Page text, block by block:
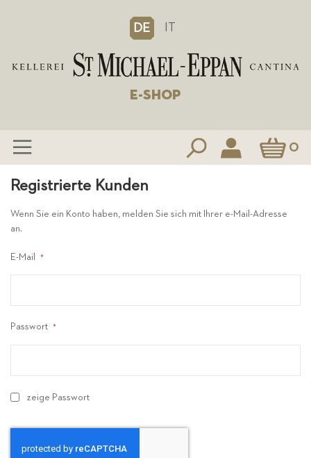
DE IT
E-SHOP
Mein 0
Inhalt
Registrierte Kunden
Wenn Sie ein Konto haben, melden Sie sich mit Ihrer e-Mail-Adresse
an.
E-Mail
Passwort
zeige Passwort